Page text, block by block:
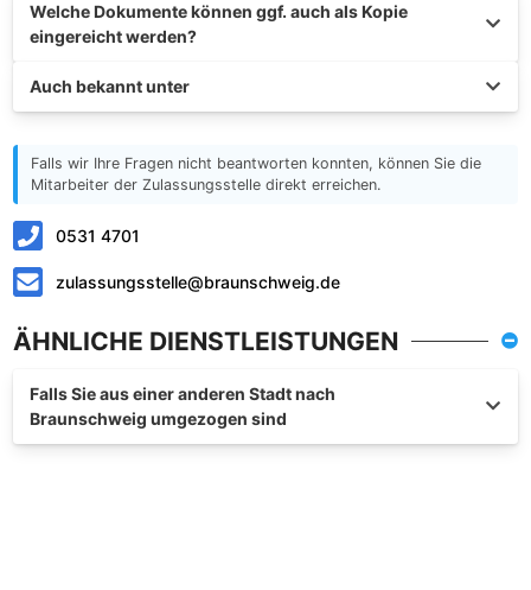
Welche Dokumente können ggf. auch als Kopie
eingereicht werden?
Auch bekannt unter
Falls wir Ihre Fragen nicht beantworten konnten, können Sie die
Mitarbeiter der Zulassungsstelle direkt erreichen.
0531 4701
zulassungsstelle@braunschweig.de
ÄHNLICHE DIENSTLEISTUNGEN
Falls Sie aus einer anderen Stadt nach
Braunschweig umgezogen sind